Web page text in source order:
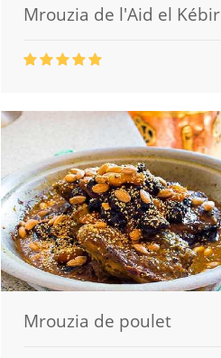
Mrouzia de l'Aid el Kébir
Mrouzia de poulet